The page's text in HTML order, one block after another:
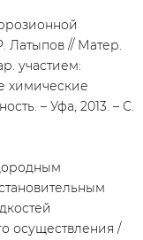
Латыпов // Матер.
участием:
химические
– Уфа, 2013. – С.
осуществления /